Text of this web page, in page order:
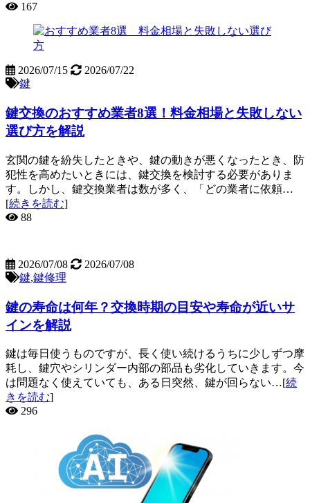
167
2026/07/15
2026/07/22
鍵
鍵交換のおすすめ業者8選！料金相場と失敗しない
選び方を解説
玄関の鍵を紛失したときや、鍵の動きが悪くなったとき、防
犯性を高めたいときには、鍵交換を検討する必要がありま
す。しかし、鍵交換業者は数が多く、「どの業者に依頼…
[続きを読む]
88
2026/07/08
2026/07/08
鍵,鍵修理
鍵の寿命は何年？交換時期の目安や寿命が近いサ
インを解説
鍵は毎日使うものですが、長く使い続けるうちに少しずつ摩
耗し、鍵穴やシリンダー内部の部品も劣化していきます。今
は問題なく使えていても、ある日突然、鍵が回らない…[続
きを読む]
296